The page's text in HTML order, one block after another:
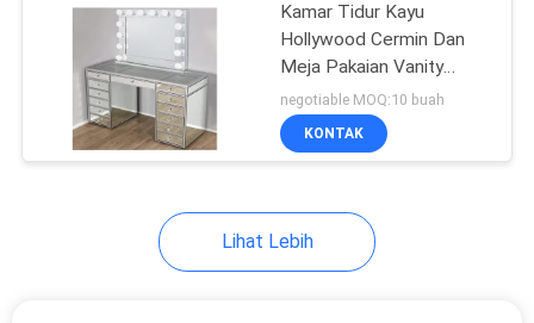
Lemari dapur
Lemari Pakaian
Kamar Tidur Kayu
Hollywood Cermin Dan
Meja Pakaian Vanity
Dengan Lampu
negotiable MOQ:10 buah
KONTAK
Lihat Lebih